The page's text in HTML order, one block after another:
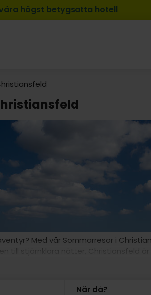
högst betygsatta hotell
Med vår Sommarresor i
till stjärnklara nätter, Christiansfeld
naturen, dyka in i den lokala
När då?